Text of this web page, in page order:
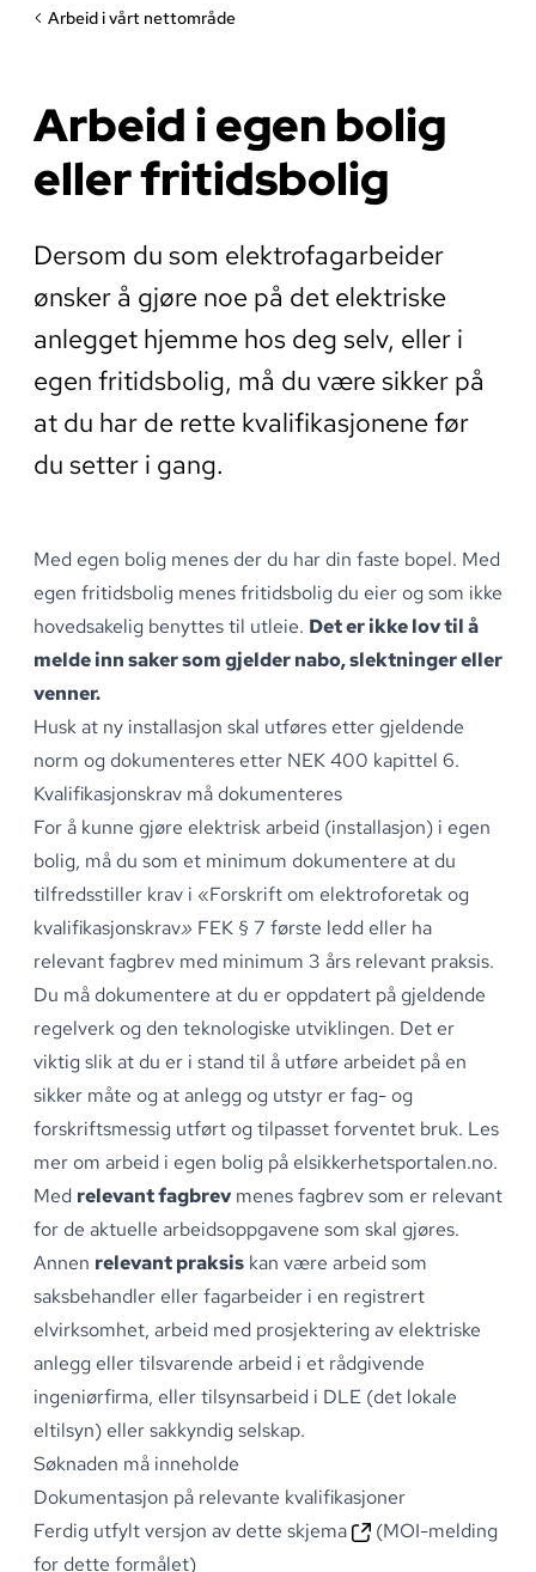
Arbeid i vårt nettområde
Arbeid i egen bolig
eller fritidsbolig
Dersom du som elektrofagarbeider
ønsker å gjøre noe på det elektriske
anlegget hjemme hos deg selv, eller i
egen fritidsbolig, må du være sikker på
at du har de rette kvalifikasjonene før
du setter i gang.
Med egen bolig menes der du har din faste bopel. Med
egen fritidsbolig menes fritidsbolig du eier og som ikke
hovedsakelig benyttes til utleie. Det er ikke lov til å
melde inn saker som gjelder nabo, slektninger eller
venner.
Husk at ny installasjon skal utføres etter gjeldende
norm og dokumenteres etter NEK 400 kapittel 6.
Kvalifikasjonskrav må dokumenteres
For å kunne gjøre elektrisk arbeid (installasjon) i egen
bolig, må du som et minimum dokumentere at du
tilfredsstiller krav i «Forskrift om elektroforetak og
kvalifikasjonskrav» FEK § 7 første ledd eller ha
relevant fagbrev med minimum 3 års relevant praksis.
Du må dokumentere at du er oppdatert på gjeldende
regelverk og den teknologiske utviklingen. Det er
viktig slik at du er i stand til å utføre arbeidet på en
sikker måte og at anlegg og utstyr er fag- og
forskriftsmessig utført og tilpasset forventet bruk. Les
mer om arbeid i egen bolig på elsikkerhetsportalen.no.
Med relevant fagbrev menes fagbrev som er relevant
for de aktuelle arbeidsoppgavene som skal gjøres.
Annen relevant praksis kan være arbeid som
saksbehandler eller fagarbeider i en registrert
elvirksomhet, arbeid med prosjektering av elektriske
anlegg eller tilsvarende arbeid i et rådgivende
ingeniørfirma, eller tilsynsarbeid i DLE (det lokale
eltilsyn) eller sakkyndig selskap.
Søknaden må inneholde
Dokumentasjon på relevante kvalifikasjoner
Ferdig utfylt versjon av dette skjema
(MOI-melding
for dette formålet)